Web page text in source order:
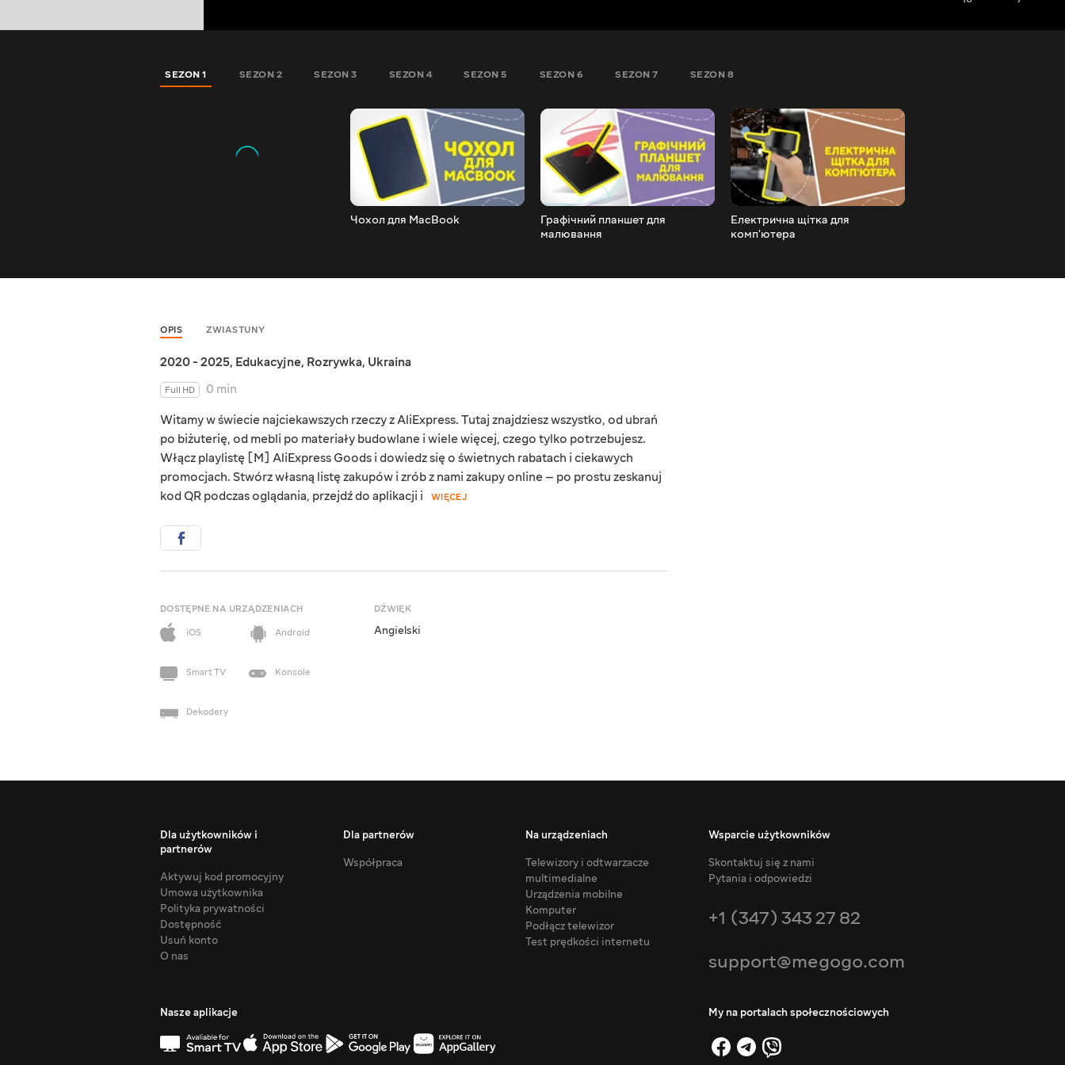
SEZON 1 SEZON 2 SEZON 3 SEZON 4 SEZON 5 SEZON 6 SEZON 7 SEZON 8
Чохол для MacBook
Графічний планшет для
малювання
Електрична щітка для
комп'ютера
OPIS ZWIASTUNY
2020 - 2025, Edukacyjne, Rozrywka, Ukraina
Full HD
0 min
Witamy w świecie najciekawszych rzeczy z AliExpress. Tutaj znajdziesz wszystko, od ubrań
po biżuterię, od mebli po materiały budowlane i wiele więcej, czego tylko potrzebujesz.
Włącz playlistę [M] AliExpress Goods i dowiedz się o świetnych rabatach i ciekawych
promocjach. Stwórz własną listę zakupów i zrób z nami zakupy online — po prostu zeskanuj
kod QR podczas oglądania, przejdź do aplikacji i
WIĘCEJ
DOSTĘPNE NA URZĄDZENIACH
iOS
Android
Smart TV Konsole
Dekodery
DŹWIĘK
Angielski
Dla użytkowników i
partnerów
Aktywuj kod promocyjny
Umowa użytkownika
Polityka prywatności
Dostępność
Usuń konto
O nas
Dla partnerów
Współpraca
Na urządzeniach
Telewizory i odtwarzacze
multimedialne
Urządzenia mobilne
Komputer
Podłącz telewizor
Test prędkości internetu
Wsparcie użytkowników
Skontaktuj się z nami
Pytania i odpowiedzi
+1 (347) 343 27 82
support@megogo.com
Nasze aplikacje My na portalach społecznościowych